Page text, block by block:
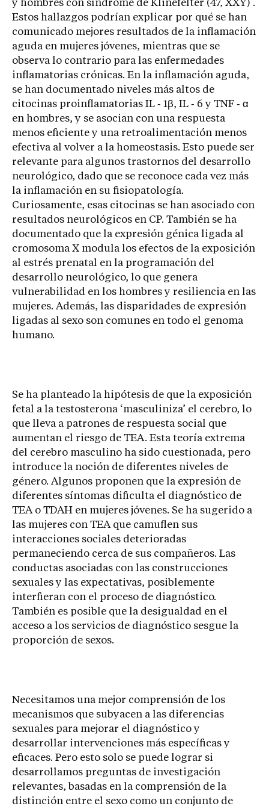
y hombres con síndrome de Klinefelter (47, XXY) .
Estos hallazgos podrían explicar por qué se han
comunicado mejores resultados de la inflamación
aguda en mujeres jóvenes, mientras que se
observa lo contrario para las enfermedades
inflamatorias crónicas. En la inflamación aguda,
se han documentado niveles más altos de
citocinas proinflamatorias IL ‐ 1β, IL ‐ 6 y TNF ‐ α
en hombres, y se asocian con una respuesta
menos eficiente y una retroalimentación menos
efectiva al volver a la homeostasis. Esto puede ser
relevante para algunos trastornos del desarrollo
neurológico, dado que se reconoce cada vez más
la inflamación en su fisiopatología.
Curiosamente, esas citocinas se han asociado con
resultados neurológicos en CP. También se ha
documentado que la expresión génica ligada al
cromosoma X modula los efectos de la exposición
al estrés prenatal en la programación del
desarrollo neurológico, lo que genera
vulnerabilidad en los hombres y resiliencia en las
mujeres. Además, las disparidades de expresión
ligadas al sexo son comunes en todo el genoma
humano.
Se ha planteado la hipótesis de que la exposición
fetal a la testosterona ‘masculiniza’ el cerebro, lo
que lleva a patrones de respuesta social que
aumentan el riesgo de TEA. Esta teoría extrema
del cerebro masculino ha sido cuestionada, pero
introduce la noción de diferentes niveles de
género. Algunos proponen que la expresión de
diferentes síntomas dificulta el diagnóstico de
TEA o TDAH en mujeres jóvenes. Se ha sugerido a
las mujeres con TEA que camuflen sus
interacciones sociales deterioradas
permaneciendo cerca de sus compañeros. Las
conductas asociadas con las construcciones
sexuales y las expectativas, posiblemente
interfieran con el proceso de diagnóstico.
También es posible que la desigualdad en el
acceso a los servicios de diagnóstico sesgue la
proporción de sexos.
Necesitamos una mejor comprensión de los
mecanismos que subyacen a las diferencias
sexuales para mejorar el diagnóstico y
desarrollar intervenciones más específicas y
eficaces. Pero esto solo se puede lograr si
desarrollamos preguntas de investigación
relevantes, basadas en la comprensión de la
distinción entre el sexo como un conjunto de